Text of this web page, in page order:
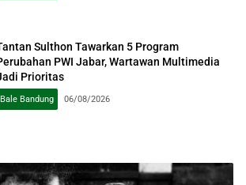
Sulthon Tawarkan 5 Program
PWI Jabar, Wartawan Multimedia
Prioritas
Bale Bandung 06/08/2026